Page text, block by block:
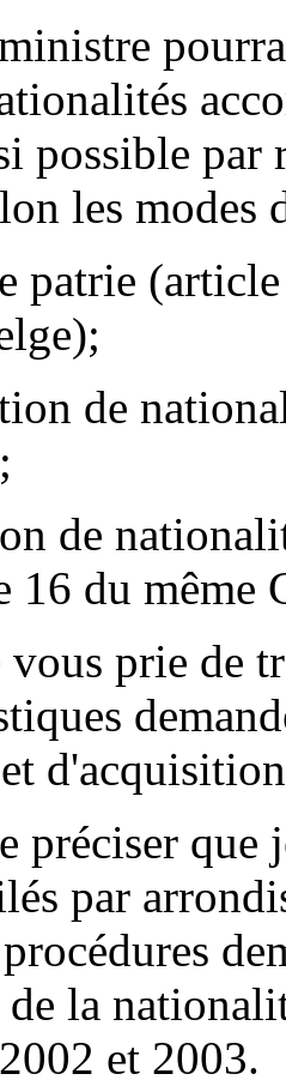
possible par
les modes
(article
de
de
16 du même
vous prie de
préciser que
par
la
et 2003.